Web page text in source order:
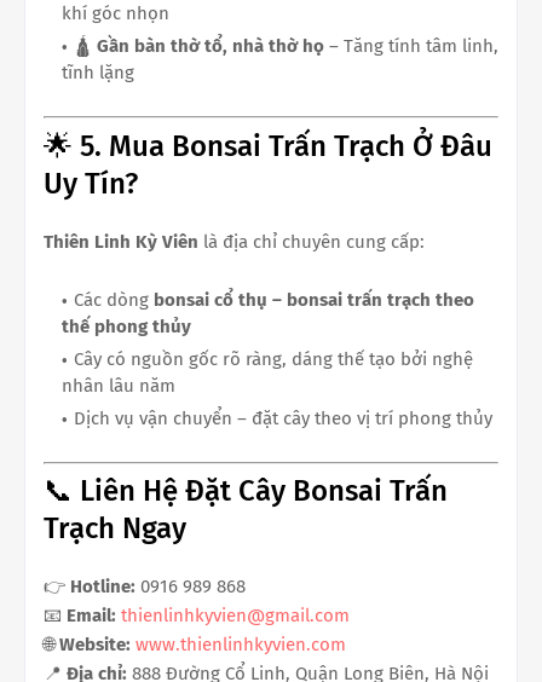
khí góc nhọn
🛕 Gần bàn thờ tổ, nhà thờ họ – Tăng tính tâm linh,
tĩnh lặng
🌟 5. Mua Bonsai Trấn Trạch Ở Đâu
Uy Tín?
Thiên Linh Kỳ Viên là địa chỉ chuyên cung cấp:
Các dòng bonsai cổ thụ – bonsai trấn trạch theo
thế phong thủy
Cây có nguồn gốc rõ ràng, dáng thế tạo bởi nghệ
nhân lâu năm
Dịch vụ vận chuyển – đặt cây theo vị trí phong thủy
📞 Liên Hệ Đặt Cây Bonsai Trấn
Trạch Ngay
👉 Hotline: 0916 989 868
📧 Email: thienlinhkyvien@gmail.com
🌐Website: www.thienlinhkyvien.com
📍 Địa chỉ: 888 Đường Cổ Linh, Quận Long Biên, Hà Nội